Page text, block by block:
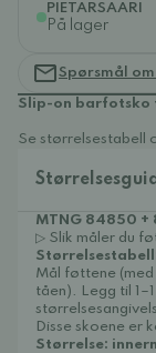
PIETARSAARI
På lager
Spørsmål om
Slip-on barfotsko
Se størrelsestabell
MTNG 84850 +
▷ Slik måler du
Mål føttene
tåen). Legg til
Disse skoene er
Størrelse: